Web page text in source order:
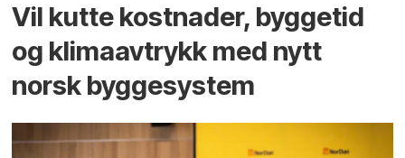
Vil kutte kostnader, byggetid
og klima­avtrykk med nytt
norsk bygge­system